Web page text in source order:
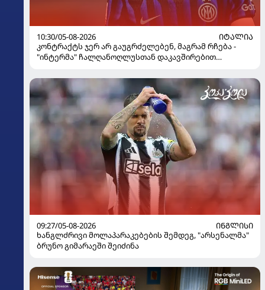
10:30/05-08-2026
ᲘᲢᲐᲚᲘᲐ
კონტრაქტს ჯერ არ გაუგრძელებენ, მაგრამ რჩება -
"ინტერმა" ჩალღანოღლუსთან დაკავშირებით
09:27/05-08-2026
ᲘᲜᲒᲚᲘᲡᲘ
ხანგლძრივი მოლაპარაკებების შემდეგ, "არსენალმა"
ბრუნო გიმარაეში შეიძინა